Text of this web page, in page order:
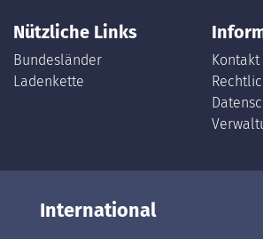
Nützliche Links
Bundesländer
Ladenkette
Kontakt
International